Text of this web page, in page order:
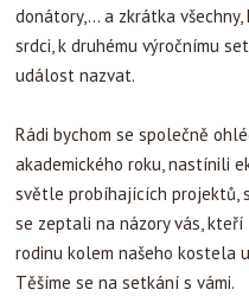
donátory,… a zkrátka
srdci, k druhému výročnímu
událost nazvat.
Rádi bychom se společně
akademického roku, nastínili
světle probíhajících projektů,
se zeptali na názory vás,
rodinu kolem našeho kostela
Těšíme se na setkání s vámi.